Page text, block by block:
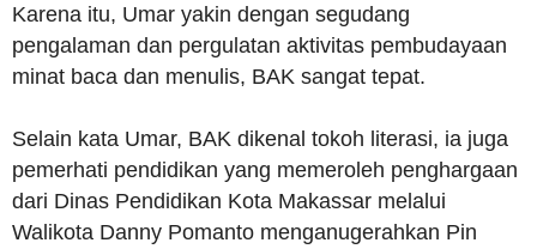
Karena itu, Umar yakin dengan segudang
pengalaman dan pergulatan aktivitas pembudayaan
minat baca dan menulis, BAK sangat tepat.
Selain kata Umar, BAK dikenal tokoh literasi, ia juga
pemerhati pendidikan yang memeroleh penghargaan
dari Dinas Pendidikan Kota Makassar melalui
Walikota Danny Pomanto menganugerahkan Pin